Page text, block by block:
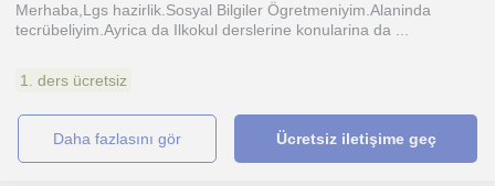
Merhaba,Lgs hazirlik.Sosyal Bilgiler Ögretmeniyim.Alaninda
tecrübeliyim.Ayrica da Ilkokul derslerine konularina da ...
1. ders ücretsiz
daha fazlasını gör Ücretsiz iletişime geç